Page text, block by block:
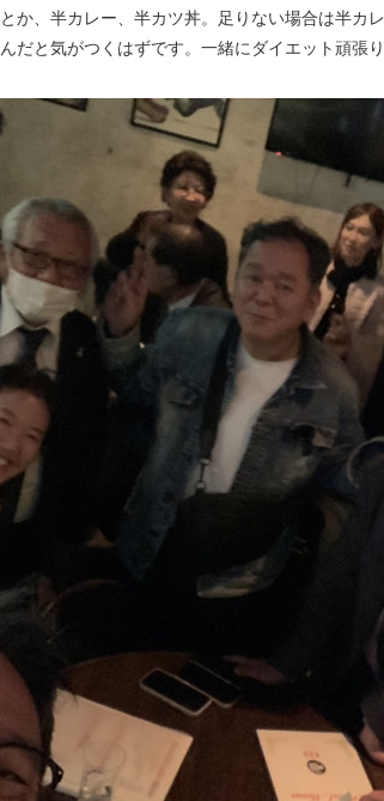
か、半カレー、半カツ丼。足りない場合は半カ
だと気がつくはずです。一緒にダイエット頑張